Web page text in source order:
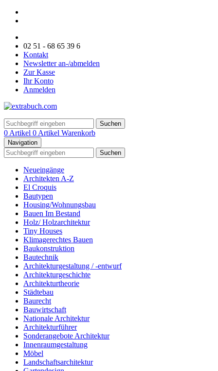
02 51 - 68 65 39 6
Kontakt
Newsletter an-/abmelden
Zur Kasse
Ihr Konto
Anmelden
Suchen
0 Artikel 0 Artikel Warenkorb
Navigation
Suchen
Neueingänge
Architekten A-Z
El Croquis
Bautypen
Housing/Wohnungsbau
Bauen Im Bestand
Holz/ Holzarchitektur
Tiny Houses
Klimagerechtes Bauen
Baukonstruktion
Bautechnik
Architekturgestaltung / -entwurf
Architekturgeschichte
Architekturtheorie
Städtebau
Baurecht
Bauwirtschaft
Nationale Architektur
Architekturführer
Sonderangebote Architektur
Innenraumgestaltung
Möbel
Landschaftsarchitektur